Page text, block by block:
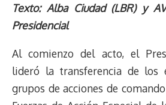
r
e
d
p
y
i
k
i
a
A
p
c
k
s
d
o
n
Texto: Alba Ciudad (LBR) y
Presidencial
Al comienzo del acto, el
lideró la transferencia de los
grupos de acciones de